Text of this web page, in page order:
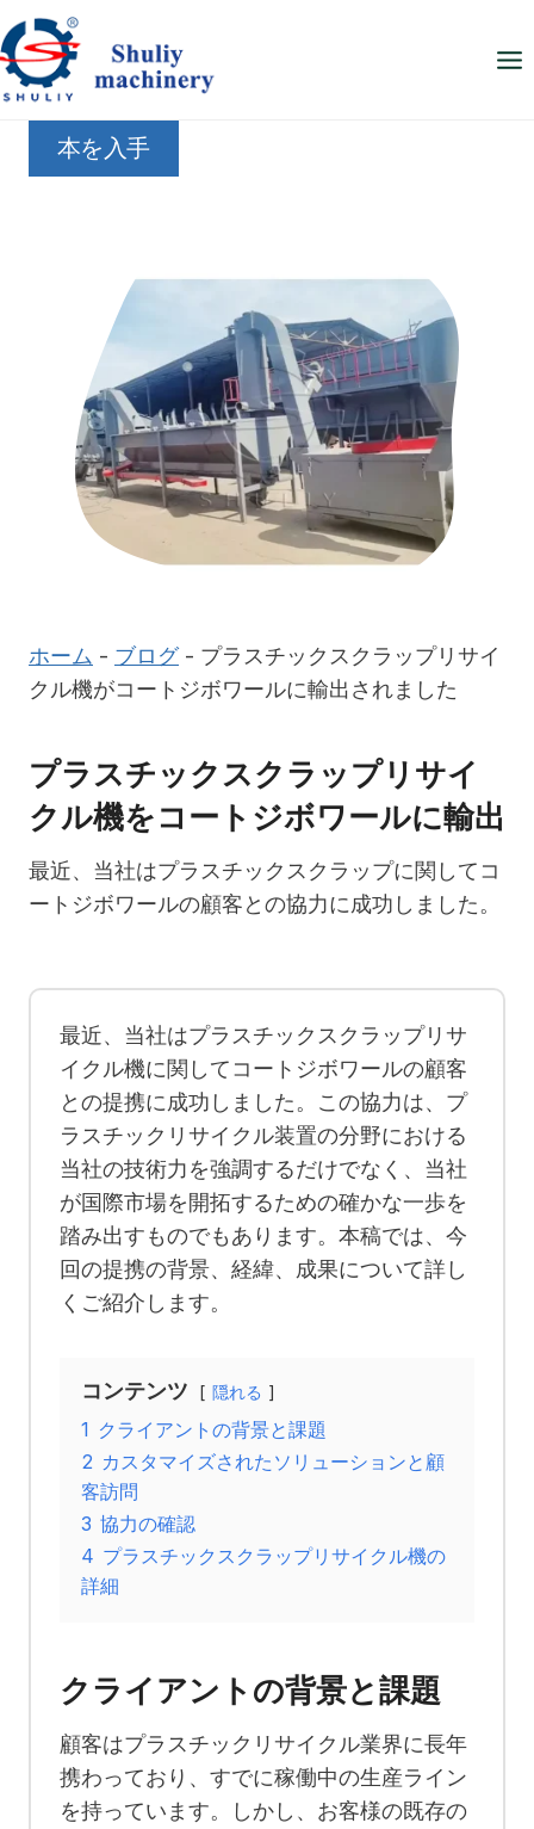
容
を
本を入手
ホーム - ブログ- プラスチックスクラップリサイ
クル機がコートジボワールに輸出されました
プラスチックスクラップリサイ
クル機をコートジボワールに輸出
最近、当社はプラスチックスクラップに関してコ
ートジボワールの顧客との協力に成功しました。
最近、当社はプラスチックスクラップリサ
イクル機に関してコートジボワールの顧客
との提携に成功しました。この協力は、プ
ラスチックリサイクル装置の分野における
当社の技術力を強調するだけでなく、当社
が国際市場を開拓するための確かな一歩を
踏み出すものでもあります。本稿では、今
回の提携の背景、経緯、成果について詳し
くご紹介します。
コンテンツ 隠れる
1 クライアントの背景と課題
2 カスタマイズされたソリューションと顧
客訪問
3 協力の確認
4 プラスチックスクラップリサイクル機の
詳細
クライアントの背景と課題
顧客はプラスチックリサイクル業界に長年
携わっており、すでに稼働中の生産ライン
を持っています。しかし、お客様の既存の